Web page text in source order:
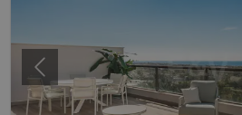
Poprzedni